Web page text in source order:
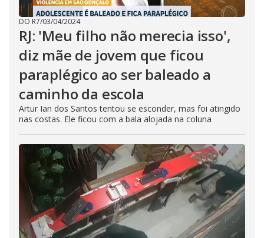
DO R7/03/04/2024
RJ: 'Meu filho não merecia isso',
diz mãe de jovem que ficou
paraplégico ao ser baleado a
caminho da escola
Artur Ian dos Santos tentou se esconder, mas foi atingido
nas costas. Ele ficou com a bala alojada na coluna